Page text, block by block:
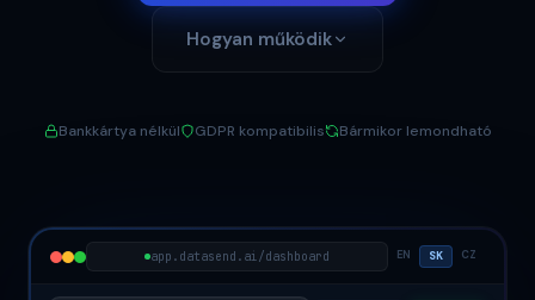
Hogyan működik
Bankkártya nélkül GDPR kompatibilis Bármikor lemondható
app.datasend.ai/dashboard EN SK CZ